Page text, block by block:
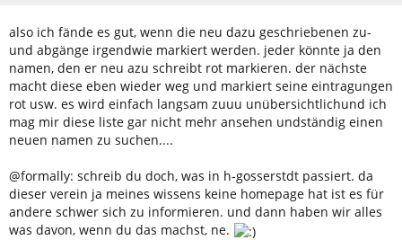
also ich fände es gut, wenn die neu dazu geschriebenen zu-
und abgänge irgendwie markiert werden. jeder könnte ja den
namen, den er neu azu schreibt rot markieren. der nächste
macht diese eben wieder weg und markiert seine eintragungen
rot usw. es wird einfach langsam zuuu unübersichtlichund ich
mag mir diese liste gar nicht mehr ansehen undständig einen
neuen namen zu suchen....
@formally: schreib du doch, was in h-gosserstdt passiert. da
dieser verein ja meines wissens keine homepage hat ist es für
andere schwer sich zu informieren. und dann haben wir alles
was davon, wenn du das machst, ne.